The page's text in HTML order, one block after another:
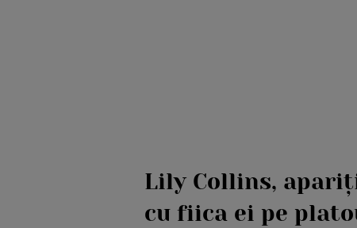
Lily Collins,
cu fiica ei pe